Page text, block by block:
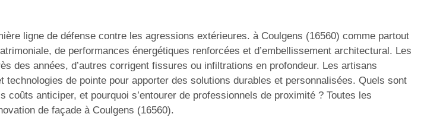
ligne de défense contre les agressions extérieures. à Coulgens (16560) comme partout
de performances énergétiques renforcées et d’embellissement architectural. Les
des années, d’autres corrigent fissures ou infiltrations en profondeur. Les artisans
de pointe pour apporter des solutions durables et personnalisées. Quels sont
anticiper, et pourquoi s’entourer de professionnels de proximité ? Toutes les
de façade à Coulgens (16560).